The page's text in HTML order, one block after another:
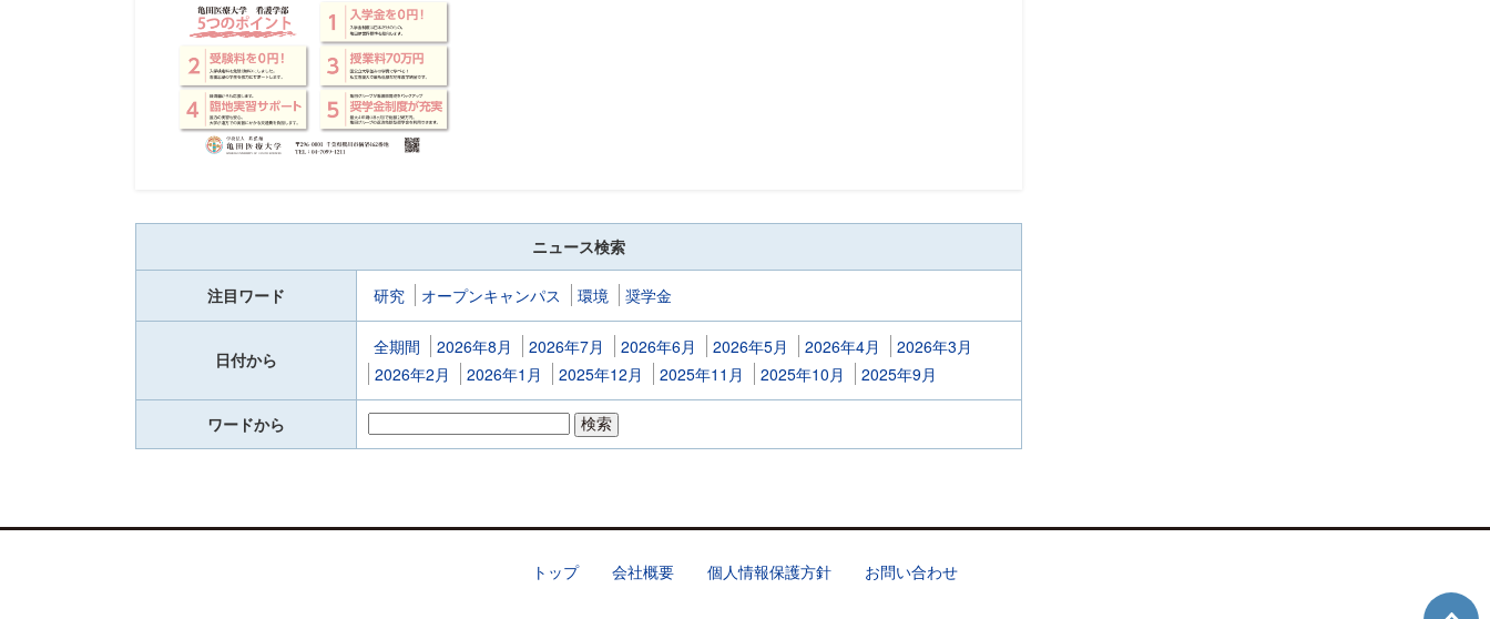
ニュース検索
注目ワード 研究 オープンキャンパス 環境 奨学金
日付から
全期間 2026年8月 2026年7月 2026年6月 2026年5月 2026年4月
2026年3月
2026年2月
2026年1月 2025年12月 2025年11月 2025年10月 2025年9月
ワードから
トップ 会社概要 個人情報保護方針 お問い合わせ